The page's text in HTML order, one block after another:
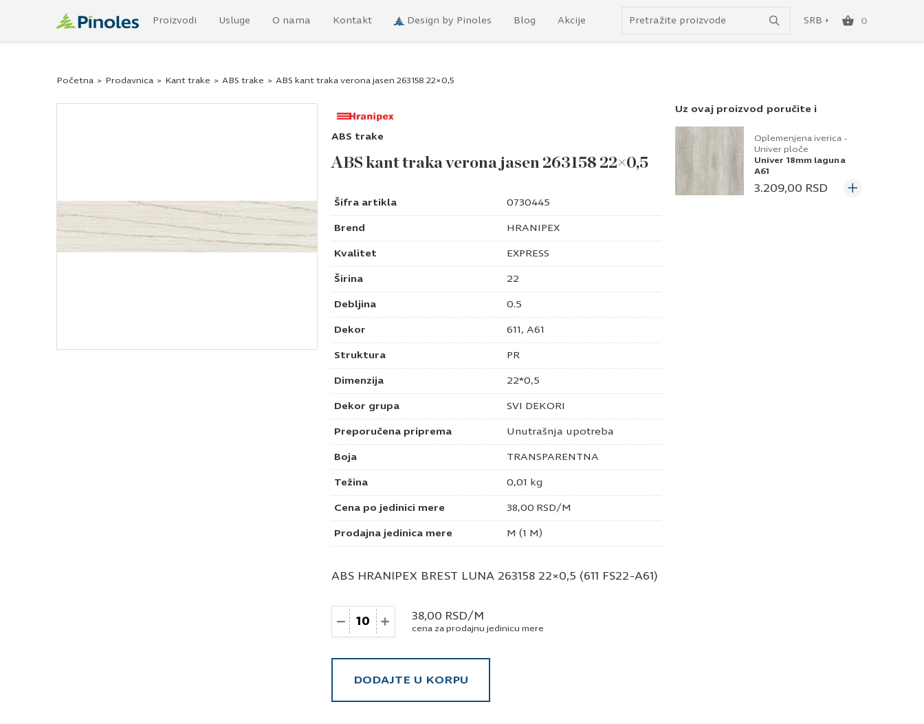
Proizvodi Usluge O nama Kontakt Design by Pinoles Blog Akcije SRB 0
Početna > Prodavnica > Kant trake > ABS trake > ABS kant traka verona jasen 263158 22×0,5
ABS trake
ABS kant traka verona jasen 263158 22×0,5
Šifra artikla 0730445
Brend HRANIPEX
Kvalitet EXPRESS
Širina 22
Debljina 0.5
Dekor 611, A61
Struktura PR
Dimenzija 22*0,5
Dekor grupa SVI DEKORI
Preporučena priprema Unutrašnja upotreba
Boja TRANSPARENTNA
Težina 0,01 kg
Cena po jedinici mere 38,00 RSD/M
Prodajna jedinica mere M (1 M)
ABS HRANIPEX BREST LUNA 263158 22×0,5 (611 FS22-A61)
Količina 38,00 RSD/M
cena za prodajnu jedinicu mere
DODAJTE U KORPU
Uz ovaj proizvod poručite i
Oplemenjena iverica -
Univer ploče
Univer 18mm laguna
A61
3.209,00 RSD